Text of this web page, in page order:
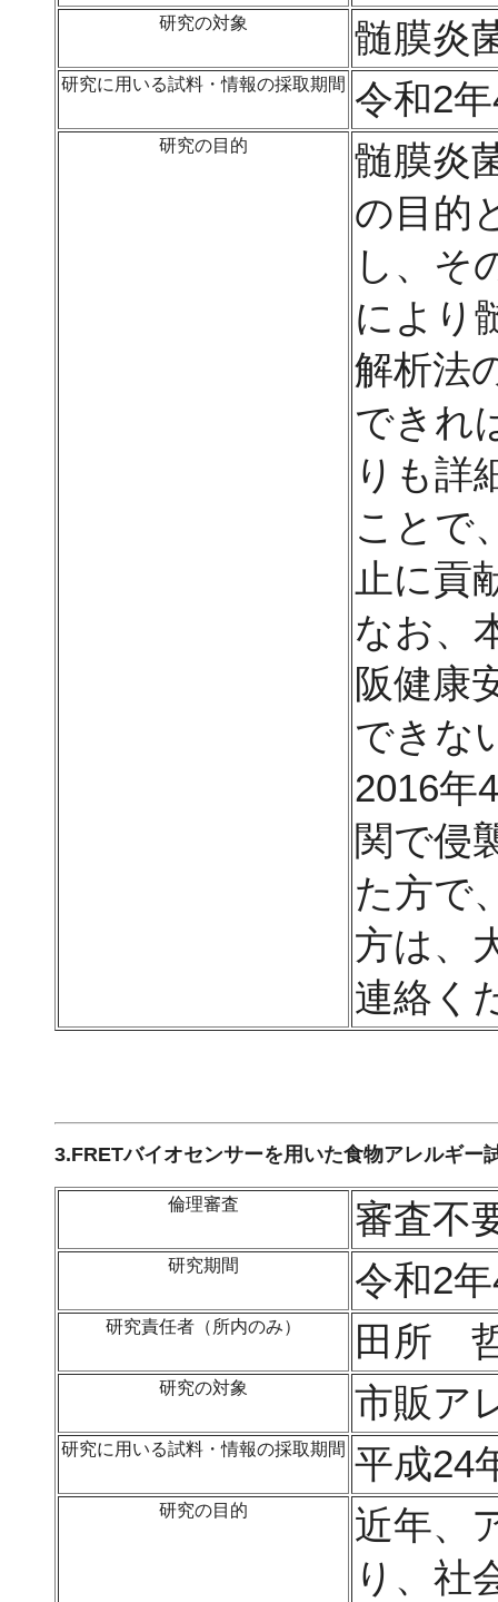
研究の対象 髄膜炎
研究に用いる試料・情報の採取期間 令和2
研究の目的
髄膜炎
の目的
し、そ
により
解析法
できれ
りも詳
ことで
止に貢
なお、
阪健康
できな
2016年
関で侵
た方で
方は、
連絡く
3.FRETバイオセンサーを用いた食物アレルギー
倫理審査 審査不
研究期間 令和2
研究責任者（所内のみ） 田所
研究の対象 市販ア
研究に用いる試料・情報の採取期間 平成24
研究の目的
近年、
り、社